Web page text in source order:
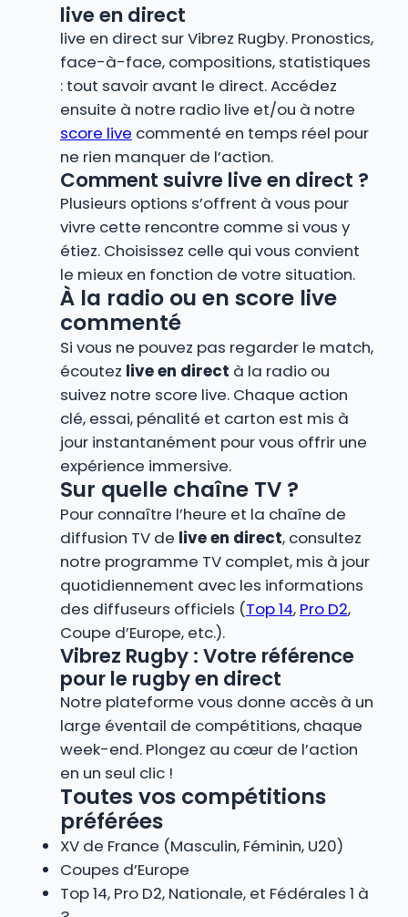
live en direct
live en direct sur Vibrez Rugby. Pronostics,
face-à-face, compositions, statistiques
: tout savoir avant le direct. Accédez
ensuite à notre radio live et/ou à notre
score live commenté en temps réel pour
ne rien manquer de l’action.
Comment suivre live en direct ?
Plusieurs options s’offrent à vous pour
vivre cette rencontre comme si vous y
étiez. Choisissez celle qui vous convient
le mieux en fonction de votre situation.
À la radio ou en score live
commenté
Si vous ne pouvez pas regarder le match,
écoutez live en direct à la radio ou
suivez notre score live. Chaque action
clé, essai, pénalité et carton est mis à
jour instantanément pour vous offrir une
expérience immersive.
Sur quelle chaîne TV ?
Pour connaître l’heure et la chaîne de
diffusion TV de live en direct, consultez
notre programme TV complet, mis à jour
quotidiennement avec les informations
des diffuseurs officiels (Top 14, Pro D2,
Coupe d’Europe, etc.).
Vibrez Rugby : Votre référence
pour le rugby en direct
Notre plateforme vous donne accès à un
large éventail de compétitions, chaque
week-end. Plongez au cœur de l’action
en un seul clic !
Toutes vos compétitions
préférées
XV de France (Masculin, Féminin, U20)
Coupes d’Europe
Top 14, Pro D2, Nationale, et Fédérales 1 à